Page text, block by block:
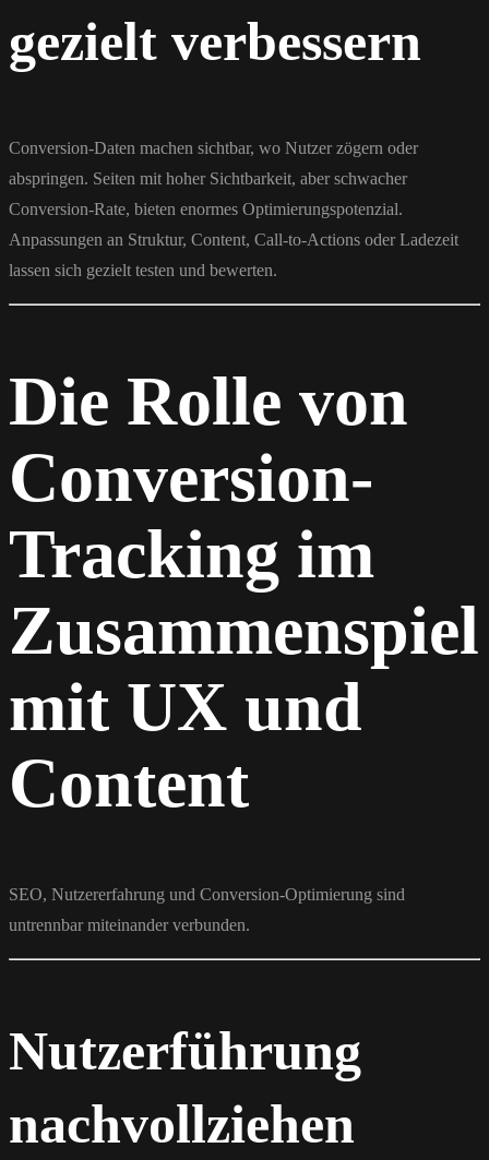
gezielt verbessern
Conversion-Daten machen sichtbar, wo Nutzer zögern oder
abspringen. Seiten mit hoher Sichtbarkeit, aber schwacher
Conversion-Rate, bieten enormes Optimierungspotenzial.
Anpassungen an Struktur, Content, Call-to-Actions oder Ladezeit
lassen sich gezielt testen und bewerten.
Die Rolle von
Conversion-
Tracking im
Zusammenspiel
mit UX und
Content
SEO, Nutzererfahrung und Conversion-Optimierung sind
untrennbar miteinander verbunden.
Nutzerführung
nachvollziehen